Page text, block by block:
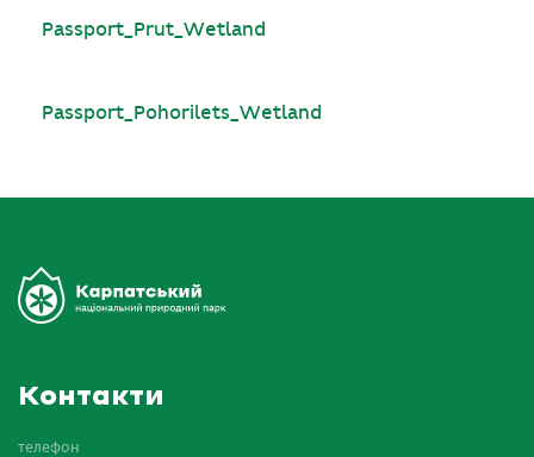
Passport_Prut_Wetland
Passport_Pohorilets_Wetland
Контакти
телефон